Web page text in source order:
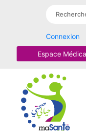
Connexion
Espace